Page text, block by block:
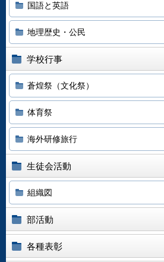
国語と英語
地理歴史・公民
学校行事
蒼煌祭（文化祭）
体育祭
海外研修旅行
生徒会活動
組織図
部活動
各種表彰